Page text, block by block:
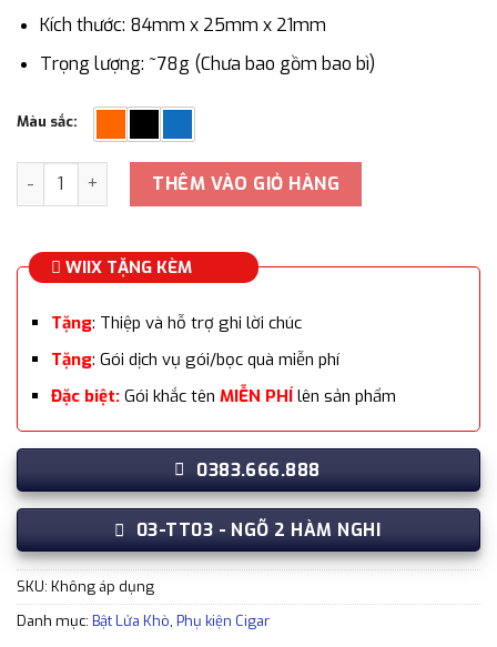
Kích thước: 84mm x 25mm x 21mm
Trọng lượng: ~78g (Chưa bao gồm bao bì)
Màu sắc:
Khò 3 tia kèm đục Lubinki BL01 Cao Cấp số lượng
THÊM VÀO GIỎ HÀNG
WIIX TẶNG KÈM
Tặng: Thiệp và hỗ trợ ghi lời chúc
Tặng: Gói dịch vụ gói/bọc quà miễn phí
Đặc biệt:Gói khắc tên MIỄN PHÍlên sản phẩm
0383.666.888
03-TT03 - NGÕ 2 HÀM NGHI
SKU: Không áp dụng
Danh mục: Bật Lửa Khò, Phụ kiện Cigar